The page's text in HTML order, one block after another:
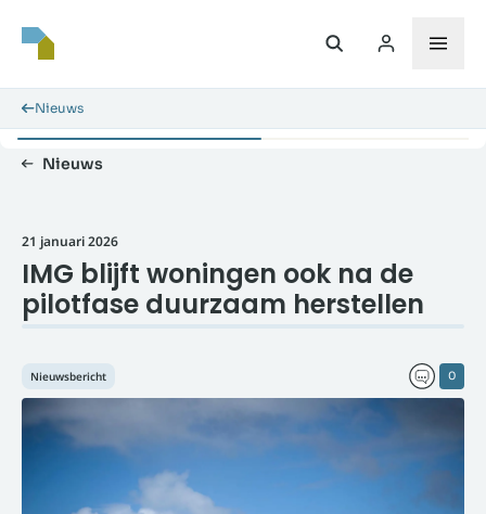
Nieuws
Nieuws
21 januari 2026
IMG blijft woningen ook na de
pilotfase duurzaam herstellen
0
Nieuwsbericht